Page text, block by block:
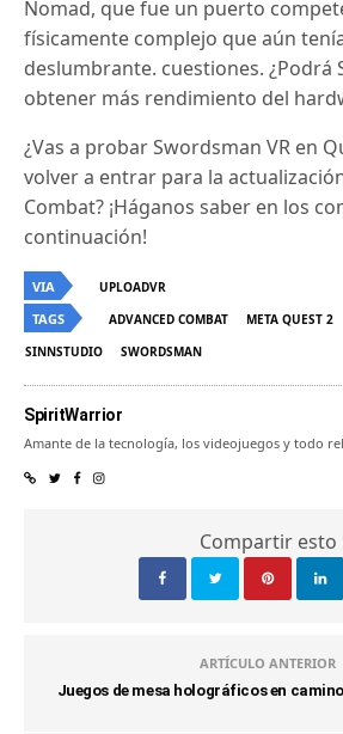
Nomad, que fue un puerto
físicamente complejo que aún
deslumbrante. cuestiones. ¿Podrá
obtener más rendimiento del
¿Vas a probar Swordsman VR en
volver a entrar para la
Combat? ¡Háganos saber en los
continuación!
VIA UPLOADVR
TAGS ADVANCED COMBAT META QUEST 2
SINNSTUDIO
SWORDSMAN
SpiritWarrior
Amante de la tecnología, los videojuegos y todo
Compartir esto
ARTÍCULO ANTERIOR
Juegos de mesa holográficos en